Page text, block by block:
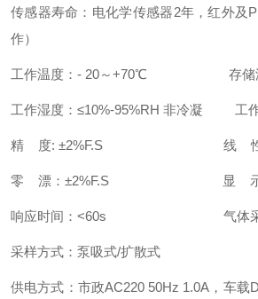
传感器寿命：电化学传感器2年，红外及
作）
工作温度：- 20～+70℃ 存储温
工作湿度：≤10%-95%RH 非冷凝 工
精 度: ±2%F.S 线 性：
零 漂：±2%F.S 显 示：嵌
响应时间：<60s 气体采样流
采样方式：泵吸式/扩散式
供电方式：市政AC220 50Hz 1.0A，车载